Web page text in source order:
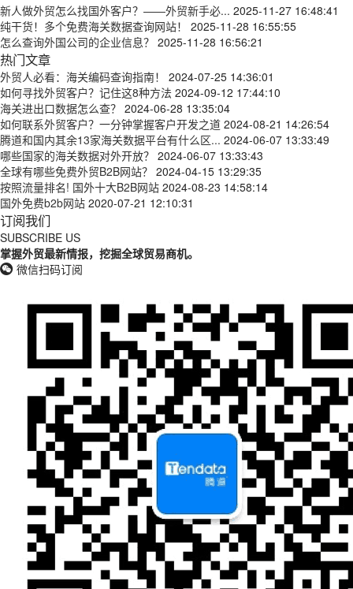
新人做外贸怎么找国外客户？——外贸新手必... 2025-11-27 16:48:41
纯干货！多个免费海关数据查询网站！
2025-11-28 16:55:55
怎么查询外国公司的企业信息？ 2025-11-28 16:56:21
热门文章
外贸人必看：海关编码查询指南！
2024-07-25 14:36:01
如何寻找外贸客户？记住这8种方法 2024-09-12 17:44:10
海关进出口数据怎么查？ 2024-06-28 13:35:04
如何联系外贸客户？一分钟掌握客户开发之道 2024-08-21 14:26:54
腾道和国内其余13家海关数据平台有什么区... 2024-06-07 13:33:49
哪些国家的海关数据对外开放？ 2024-06-07 13:33:43
全球有哪些免费外贸B2B网站？ 2024-04-15 13:29:35
按照流量排名! 国外十大B2B网站 2024-08-23 14:58:14
国外免费b2b网站 2020-07-21 12:10:31
订阅我们
SUBSCRIBE US
掌握外贸最新情报，挖掘全球贸易商机。
微信扫码订阅